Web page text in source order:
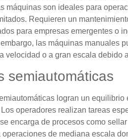
máquinas son ideales para
Requieren un
para empresas emergentes o
las máquinas manuales
velocidad o a gran escala debido
semiautomáticas
logran un equilibrio
operadores realizan tareas
encarga de procesos como
operaciones de mediana escala